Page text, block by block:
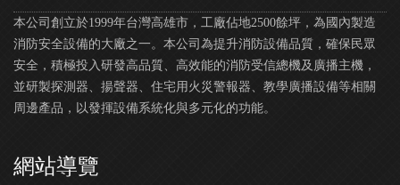
本公司創立於1999年台灣高雄市，工廠佔地2500餘坪，為國內製造
消防安全設備的大廠之一。本公司為提升消防設備品質，確保民眾
安全，積極投入研發高品質、高效能的消防受信總機及廣播主機，
並研製探測器、揚聲器、住宅用火災警報器、教學廣播設備等相關
周邊產品，以發揮設備系統化與多元化的功能。
網站導覽